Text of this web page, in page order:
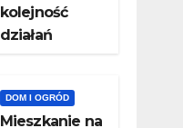
kolejność
działań
DOM I OGRÓD
Mieszkanie na